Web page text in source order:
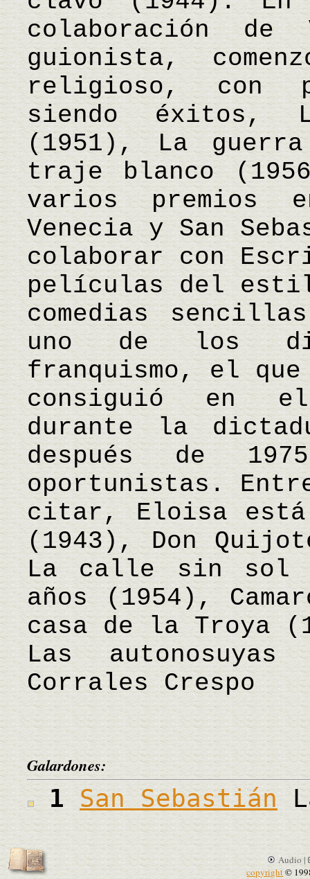
colaboración de
guionista,
religioso, con
siendo éxitos,
(1951), La
traje blanco
varios premios
Venecia y San
colaborar con
películas del
comedias
uno de los
franquismo, el que
consiguió en el
durante la
después de
oportunistas.
citar, Eloisa está
(1943), Don
La calle sin sol
años (1954),
casa de la Troya
Las
Corrales Crespo
Galardones:
1San Sebastián
Audio |
copyright©